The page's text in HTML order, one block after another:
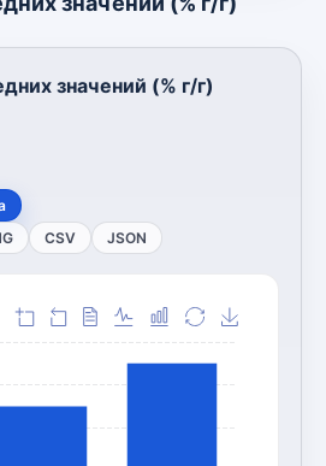
значений (% г/г)
CSV JSON